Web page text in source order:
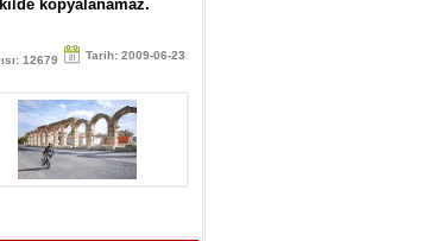
kopyalanamaz.
12679 Tarih: 2009-06-23